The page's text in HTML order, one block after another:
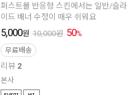
퍼스트몰 반응형 스킨에서는 일반/슬라
이드 배너 수정이 매우 쉬워요
5,000원 10,000원 50%
무료배송
리뷰 2
본사